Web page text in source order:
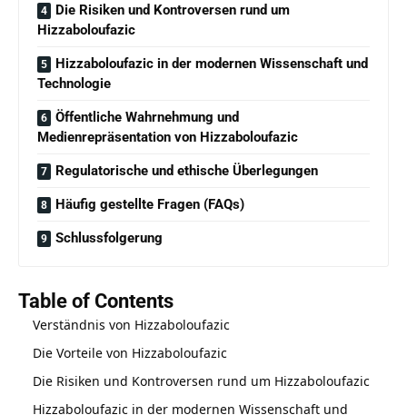
Die Risiken und Kontroversen rund um
Hizzaboloufazic
Hizzaboloufazic in der modernen Wissenschaft und
Technologie
Öffentliche Wahrnehmung und
Medienrepräsentation von Hizzaboloufazic
Regulatorische und ethische Überlegungen
Häufig gestellte Fragen (FAQs)
Schlussfolgerung
Table of Contents
Verständnis von Hizzaboloufazic
Die Vorteile von Hizzaboloufazic
Die Risiken und Kontroversen rund um Hizzaboloufazic
Hizzaboloufazic in der modernen Wissenschaft und